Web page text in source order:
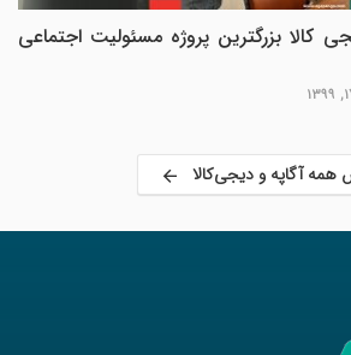
کالا بزرگترین پروژه مسئولیت اجتماعی
همه آگاپه و دیجی‌کالا